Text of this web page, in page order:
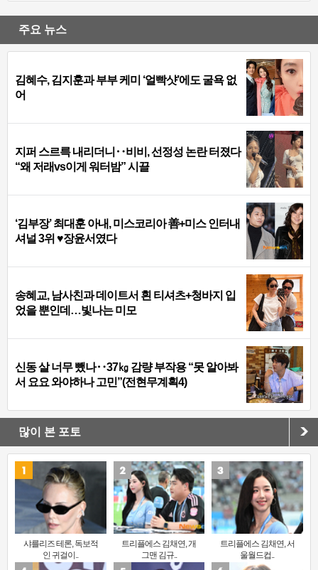
주요 뉴스
김혜수, 김지훈과 부부 케미 ‘얼빡샷’에도 굴욕 없
어
지퍼 스르륵 내리더니‥비비, 선정성 논란 터졌다
“왜 저래vs이게 워터밤” 시끌
‘김부장’ 최대훈 아내, 미스코리아 善+미스 인터내
셔널 3위 ♥장윤서였다
송혜교, 남사친과 데이트서 흰 티셔츠+청바지 입
었을 뿐인데…빛나는 미모
신동 살 너무 뺐나‥37㎏ 감량 부작용 “못 알아봐
서 요요 와야하나 고민”(전현무계획4)
많이 본 포토
샤를리즈 테론, 독보적
인 귀걸이..
트리플에스 김채연, 개
그맨 김규..
트리플에스 김채연, 서
울월드컵..